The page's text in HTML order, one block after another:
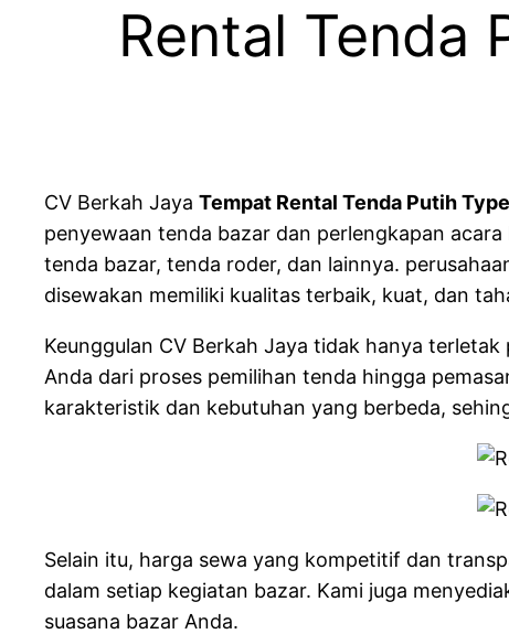
Rental Tenda
CV Berkah Jaya Tempat Rental Tenda Putih
penyewaan tenda bazar dan perlengkapan
tenda bazar, tenda roder, dan lainnya.
disewakan memiliki kualitas terbaik, kuat, dan
Keunggulan CV Berkah Jaya tidak hanya
Anda dari proses pemilihan tenda hingga
karakteristik dan kebutuhan yang berbeda,
Selain itu, harga sewa yang kompetitif dan
dalam setiap kegiatan bazar. Kami juga
suasana bazar Anda.